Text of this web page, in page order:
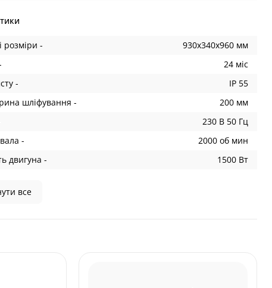
розміри -
930x340x960 мм
24 міс
-
IP 55
шліфування -
200 мм
230 В 50 Гц
-
2000 об мин
двигуна -
1500 Вт
все